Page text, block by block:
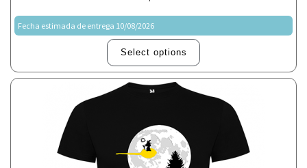
Fecha estimada de entrega 10/08/2026
Select options